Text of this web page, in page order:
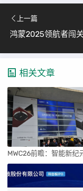
上一篇
相关文章